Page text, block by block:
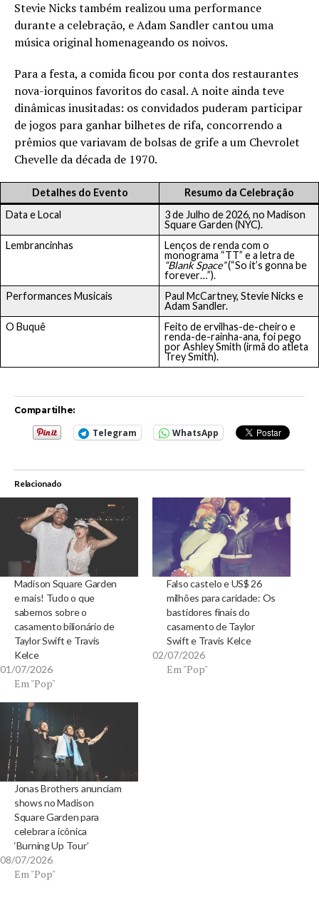
Stevie Nicks também realizou uma performance
durante a celebração, e Adam Sandler cantou uma
música original homenageando os noivos.
Para a festa, a comida ficou por conta dos restaurantes
nova-iorquinos favoritos do casal. A noite ainda teve
dinâmicas inusitadas: os convidados puderam participar
de jogos para ganhar bilhetes de rifa, concorrendo a
prêmios que variavam de bolsas de grife a um Chevrolet
Chevelle da década de 1970.
Detalhes do Evento
Resumo da Celebração
Data e Local
3 de Julho de 2026, no Madison
Square Garden (NYC).
Lembrancinhas
Lenços de renda com o
monograma “TT” e a letra de
“Blank Space”(“So it’s gonna be
forever…”).
Performances Musicais
Paul McCartney, Stevie Nicks e
Adam Sandler.
O Buquê
Feito de ervilhas-de-cheiro e
renda-de-rainha-ana, foi pego
por Ashley Smith (irmã do atleta
Trey Smith).
Compartilhe:
Telegram WhatsApp
Relacionado
Madison Square Garden
e mais! Tudo o que
sabemos sobre o
casamento bilionário de
Taylor Swift e Travis
Kelce
01/07/2026
Em "Pop"
Falso castelo e US$ 26
milhões para caridade: Os
bastidores finais do
casamento de Taylor
Swift e Travis Kelce
02/07/2026
Em "Pop"
Jonas Brothers anunciam
shows no Madison
Square Garden para
celebrar a icônica
‘Burning Up Tour’
08/07/2026
Em "Pop"